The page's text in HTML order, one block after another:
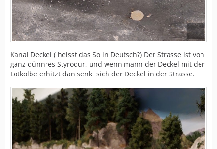
Kanal Deckel ( heisst das So in Deutsch?) Der Strasse ist von
ganz dünnres Styrodur, und wenn mann der Deckel mit der
Lötkolbe erhitzt dan senkt sich der Deckel in der Strasse.